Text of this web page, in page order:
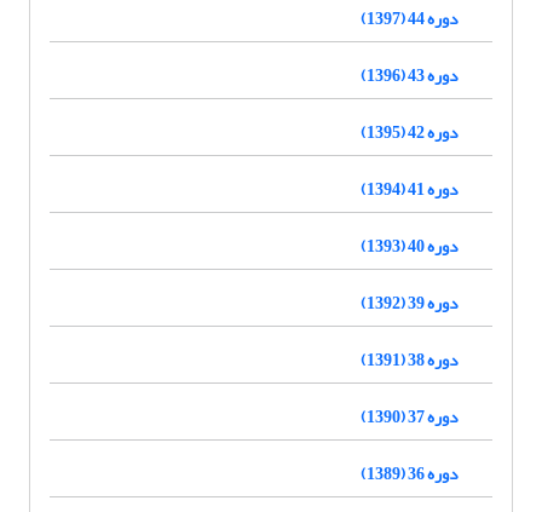
دوره 44 (1397)
دوره 43 (1396)
دوره 42 (1395)
دوره 41 (1394)
دوره 40 (1393)
دوره 39 (1392)
دوره 38 (1391)
دوره 37 (1390)
دوره 36 (1389)